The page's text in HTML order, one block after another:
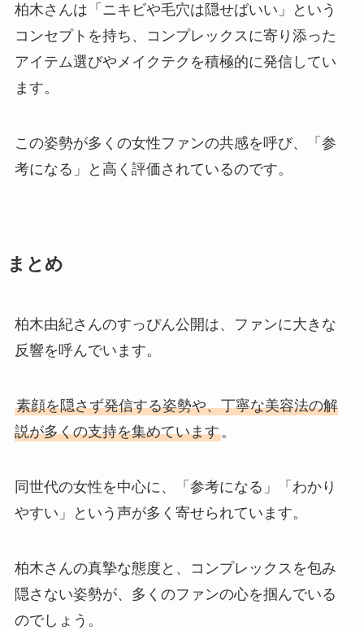
柏木さんは「ニキビや毛穴は隠せばいい」という
コンセプトを持ち、コンプレックスに寄り添った
アイテム選びやメイクテクを積極的に発信してい
ます。
この姿勢が多くの女性ファンの共感を呼び、「参
考になる」と高く評価されているのです。
まとめ
柏木由紀さんのすっぴん公開は、ファンに大きな
反響を呼んでいます。
素顔を隠さず発信する姿勢や、丁寧な美容法の解
説が多くの支持を集めています。
同世代の女性を中心に、「参考になる」「わかり
やすい」という声が多く寄せられています。
柏木さんの真摯な態度と、コンプレックスを包み
隠さない姿勢が、多くのファンの心を掴んでいる
のでしょう。